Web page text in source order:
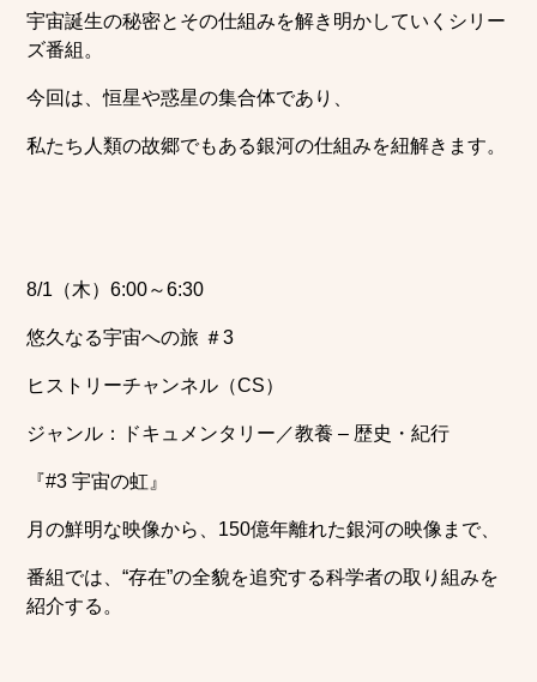
宇宙誕生の秘密とその仕組みを解き明かしていくシリー
ズ番組。
今回は、恒星や惑星の集合体であり、
私たち人類の故郷でもある銀河の仕組みを紐解きます。
8/1（木）6:00～6:30
悠久なる宇宙への旅 ＃3
ヒストリーチャンネル（CS）
ジャンル：ドキュメンタリー／教養 – 歴史・紀行
『#3 宇宙の虹』
月の鮮明な映像から、150億年離れた銀河の映像まで、
番組では、“存在”の全貌を追究する科学者の取り組みを
紹介する。